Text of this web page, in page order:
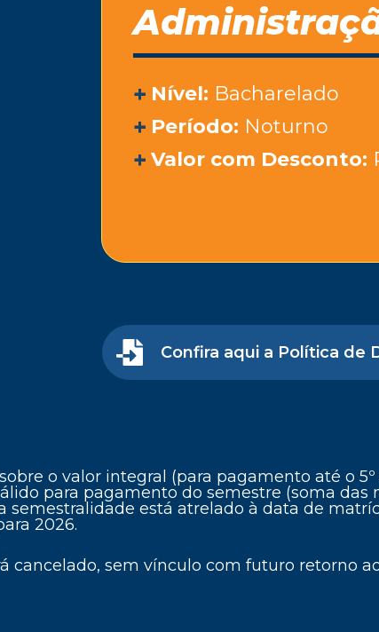
Nível: Bacharelado
Período: Noturno
Valor com Desconto:
Confira aqui a Política de
o valor integral (para pagamento até o
para pagamento do semestre (soma das
semestralidade está atrelado à data de
2026.
cancelado, sem vínculo com futuro retorno